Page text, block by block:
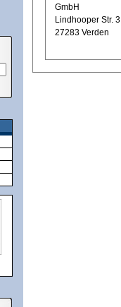
GmbH
Lindhooper Str. 3
27283 Verden